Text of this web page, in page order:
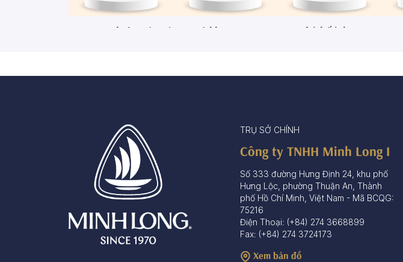
Ca - Ly - Chai - Hộp sứ Bộ khay rượu Tô/Thố/Khay
TRỤ SỞ CHÍNH
Công ty TNHH Minh Long I
Số 333 đường Hưng Định 24, khu phố
Hưng Lộc, phường Thuận An, Thành
phố Hồ Chí Minh, Việt Nam - Mã BCQG:
75216
Điện Thoại: (+84) 274 3668899
Fax: (+84) 274 3724173
Xem bản đồ